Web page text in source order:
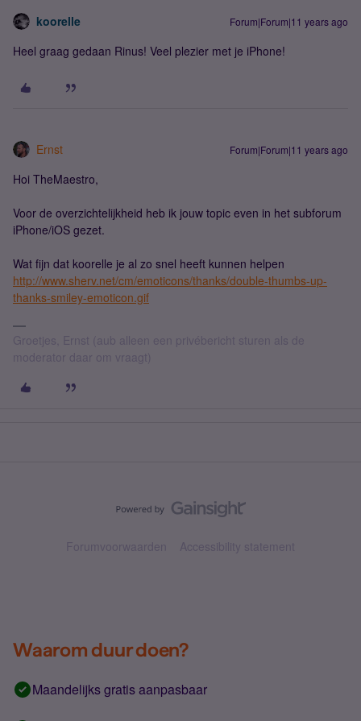
koorelle Forum|Forum|11 years ago
Heel graag gedaan Rinus! Veel plezier met je iPhone!
Ernst Forum|Forum|11 years ago
Hoi TheMaestro,
Voor de overzichtelijkheid heb ik jouw topic even in het subforum
iPhone/iOS gezet.
Wat fijn dat koorelle je al zo snel heeft kunnen helpen
http://www.sherv.net/cm/emoticons/thanks/double-thumbs-up-
thanks-smiley-emoticon.gif
Groetjes, Ernst (aub alleen een privébericht sturen als de
moderator daar om vraagt)
Forumvoorwaarden Accessibility statement
Waarom duur doen?
Maandelijks gratis aanpasbaar